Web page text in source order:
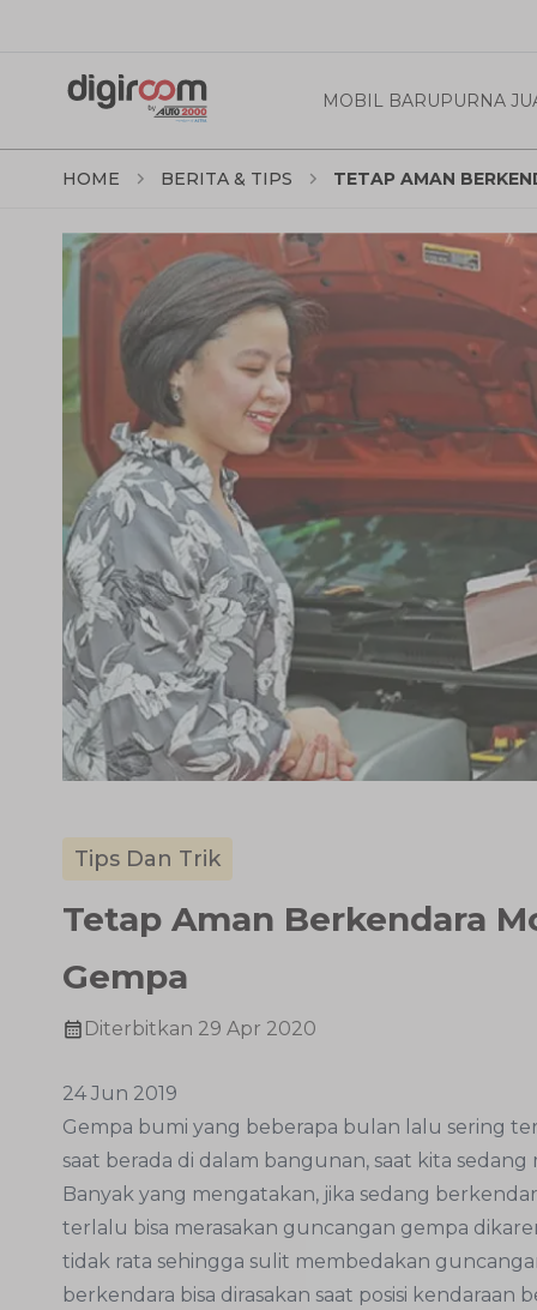
MOBIL BARUPURNA
HOME BERITA & TIPS TETAP AMAN
Tips Dan Trik
Tetap Aman Berkendara
Gempa
Diterbitkan 29 Apr 2020
24 Jun 2019
Gempa bumi yang beberapa bulan lalu sering
saat berada di dalam bangunan, saat kita
Banyak yang mengatakan, jika sedang
terlalu bisa merasakan guncangan gempa
tidak rata sehingga sulit membedakan
berkendara bisa dirasakan saat posisi